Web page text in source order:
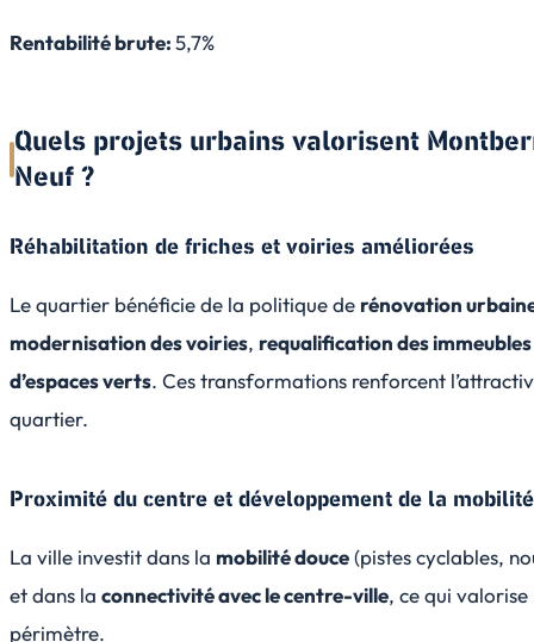
Rentabilité brute:5,7%
Quels projets urbains valorisent
Neuf ?
Réhabilitation de friches et voiries améliorées
Le quartier bénéficie de la politique de rénovation
modernisation des voiries, requalification des
d’espaces verts. Ces transformations renforcent
quartier.
Proximité du centre et développement de la
La ville investit dans la mobilité douce(pistes cyclables,
et dans la connectivité avec le centre-ville, ce qui valorise
périmètre.